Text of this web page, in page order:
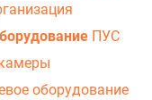
ПУС
оборудование